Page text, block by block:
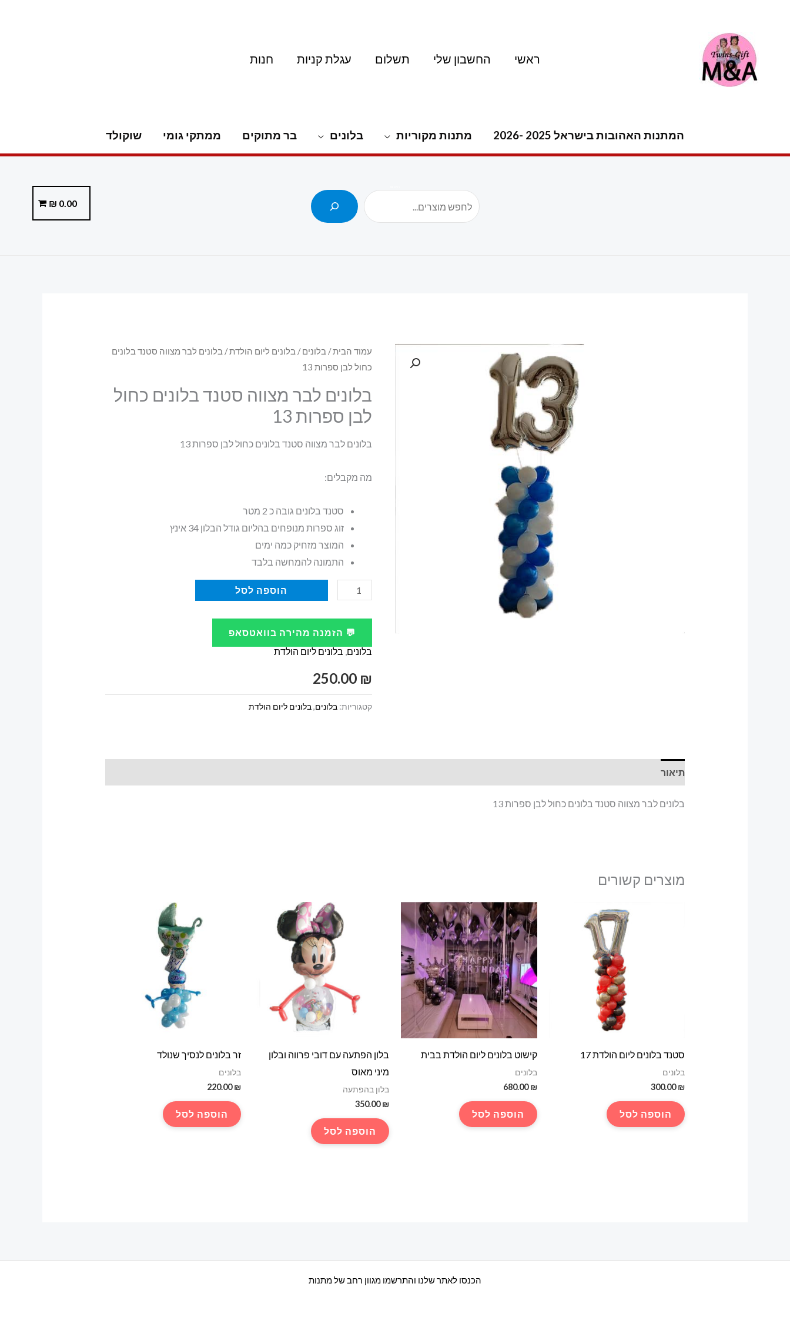
ראשי החשבון שלי תשלום עגלת קניות חנות
המתנות האהובות בישראל 2025 -2026 מתנות מקוריות בלונים בר מתוקים ממתקי גומי שוקולד
0.00
₪
עמוד הבית/ בלונים/ בלונים ליום הולדת/ בלונים לבר מצווה סטנד בלונים
כחול לבן ספרות 13
בלונים לבר מצווה סטנד בלונים כחול
לבן ספרות 13
בלונים לבר מצווה סטנד בלונים כחול לבן ספרות 13
מה מקבלים:
סטנד בלונים גובה כ 2 מטר
זוג ספרות מנופחים בהליום גודל הבלון 34 אינץ
המוצר מזחיק כמה ימים
התמונה להמחשה בלבד
כמות
בלונים
מצווה
סטנד
כחול
13
הוספה לסל
💬 הזמנה מהירה בוואטסאפ
בלונים, בלונים ליום הולדת
250.00 ₪
קטגוריות:בלונים,בלונים ליום הולדת
תיאור
בלונים לבר מצווה סטנד בלונים כחול לבן ספרות 13
מוצרים קשורים
סטנד בלונים ליום הולדת 17
בלונים
300.00₪
הוספה לסל
קישוט בלונים ליום הולדת בבית
בלונים
680.00₪
הוספה לסל
בלון הפתעה עם דובי פרווה ובלון
מיני מאוס
בלון בהפתעה
350.00₪
הוספה לסל
זר בלונים לנסיך שנולד
בלונים
220.00₪
הוספה לסל
הכנסו לאתר שלנו והתרשמו מגוון רחב של מתנות